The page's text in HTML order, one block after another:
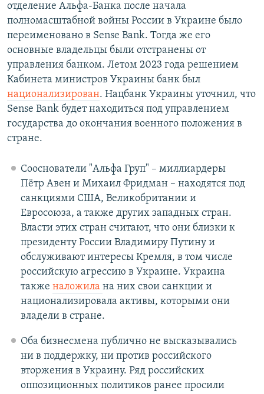
отделение Альфа-Банка после начала
полномасштабной войны России в Украине было
переименовано в Sense Bank. Тогда же его
основные владельцы были отстранены от
управления банком. Летом 2023 года решением
Кабинета министров Украины банк был
национализирован. Нацбанк Украины уточнил, что
Sense Bank будет находиться под управлением
государства до окончания военного положения в
стране.
Сооснователи "Альфа Груп" – миллиардеры
Пётр Авен и Михаил Фридман – находятся под
санкциями США, Великобритании и
Евросоюза, а также других западных стран.
Власти этих стран считают, что они близки к
президенту России Владимиру Путину и
обслуживают интересы Кремля, в том числе
российскую агрессию в Украине. Украина
также наложила на них свои санкции и
национализировала активы, которыми они
владели в стране.
Оба бизнесмена публично не высказывались
ни в поддержку, ни против российского
вторжения в Украину. Ряд российских
оппозиционных политиков ранее просили